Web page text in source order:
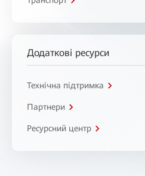
Додаткові ресурси
Технічна підтримка
Партнери
Ресурсний центр